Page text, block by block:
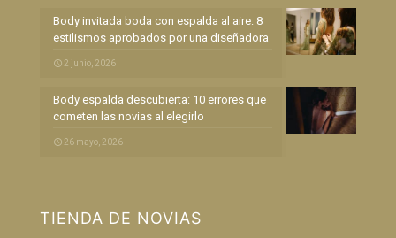
Body invitada boda con espalda al aire: 8
estilismos aprobados por una diseñadora
2 junio, 2026
Body espalda descubierta: 10 errores que
cometen las novias al elegirlo
26 mayo, 2026
TIENDA DE NOVIAS